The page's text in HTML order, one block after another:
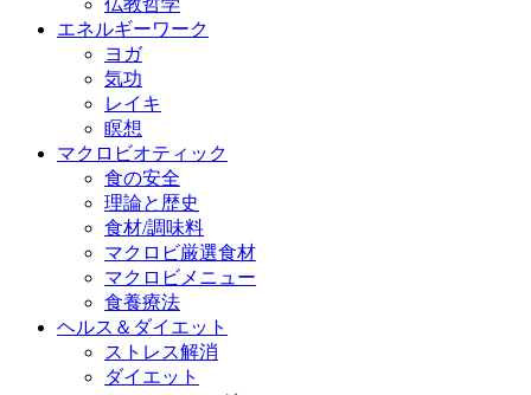
仏教哲学
エネルギーワーク
ヨガ
気功
レイキ
瞑想
マクロビオティック
食の安全
理論と歴史
食材/調味料
マクロビ厳選食材
マクロビメニュー
食養療法
ヘルス＆ダイエット
ストレス解消
ダイエット